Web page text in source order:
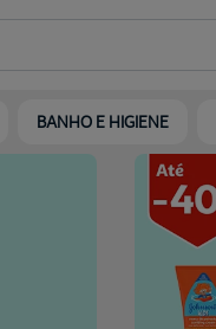
BANHO E HIGIENE